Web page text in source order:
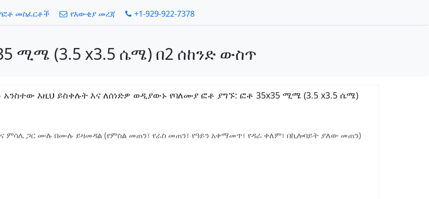
መስፈርቶች የእውቂያ መረጃ +1-929-922-7378
ሚሜ (3.5 x3.5 ሴሜ) በ2 ሰከንድ ውስጥ
እዚህ ይስቀሉት እና ለሰነድዎ ወዲያውኑ የባለሙያ ፎቶ ያግኙ: ፎቶ 35x35 ሚሜ (3.5 x3.5 ሴሜ)
ምሳሌ ጋር ሙሉ በሙሉ ይዛመዳል (የምስል መጠን፣ የራስ መጠን፣ የዓይን አቀማመጥ፣ የዳራ ቀለም፣ በኪሎባይት ያለው መጠን)